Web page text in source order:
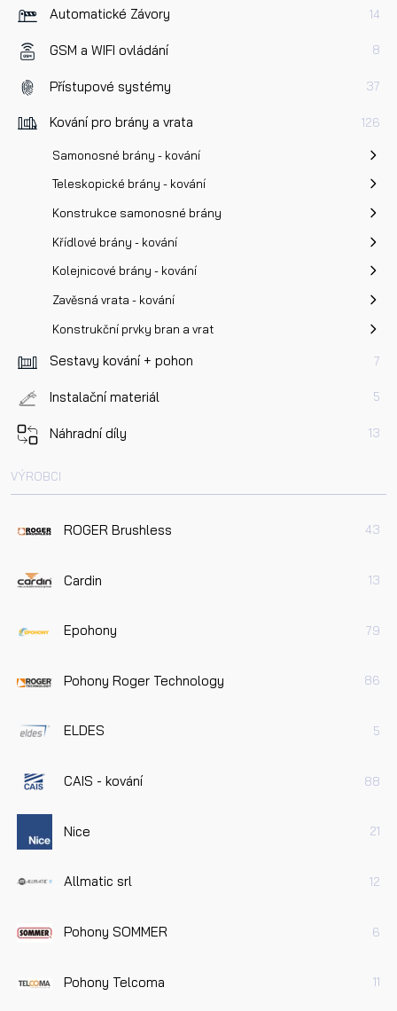
Automatické Závory 14
GSM a WIFI ovládání 8
Přístupové systémy 37
Kování pro brány a vrata 126
Samonosné brány - kování
Teleskopické brány - kování
Konstrukce samonosné brány
Křídlové brány - kování
Kolejnicové brány - kování
Zavěsná vrata - kování
Konstrukční prvky bran a vrat
Sestavy kování + pohon 7
Instalační materiál 5
Náhradní díly 13
VÝROBCI
ROGER Brushless 43
Cardin 13
Epohony 79
Pohony Roger Technology 86
ELDES 5
CAIS - kování 88
Nice 21
Allmatic srl 12
Pohony SOMMER 6
Pohony Telcoma 11
Dotaz k produktu
Přečetl/a jsem si a jsem srozuměn/a se
Zásadami
a na základě toho souhlasím se
zpracováním osobních údajů.
Odeslat